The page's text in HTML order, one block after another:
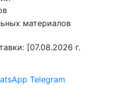
[07.08.2026 г.
Telegram